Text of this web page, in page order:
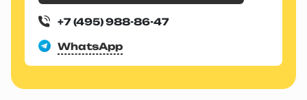
+7 (495) 988-86-47
WhatsApp